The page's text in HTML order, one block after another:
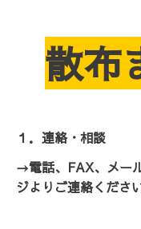
散布
１．連絡・相談
→電話、FAX、メー
ジよりご連絡ください